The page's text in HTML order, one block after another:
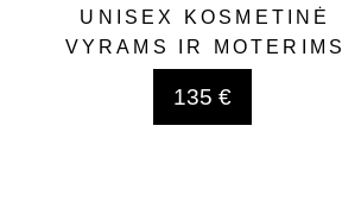
UNISEX KOSMETINĖ
VYRAMS IR MOTERIMS
135 €